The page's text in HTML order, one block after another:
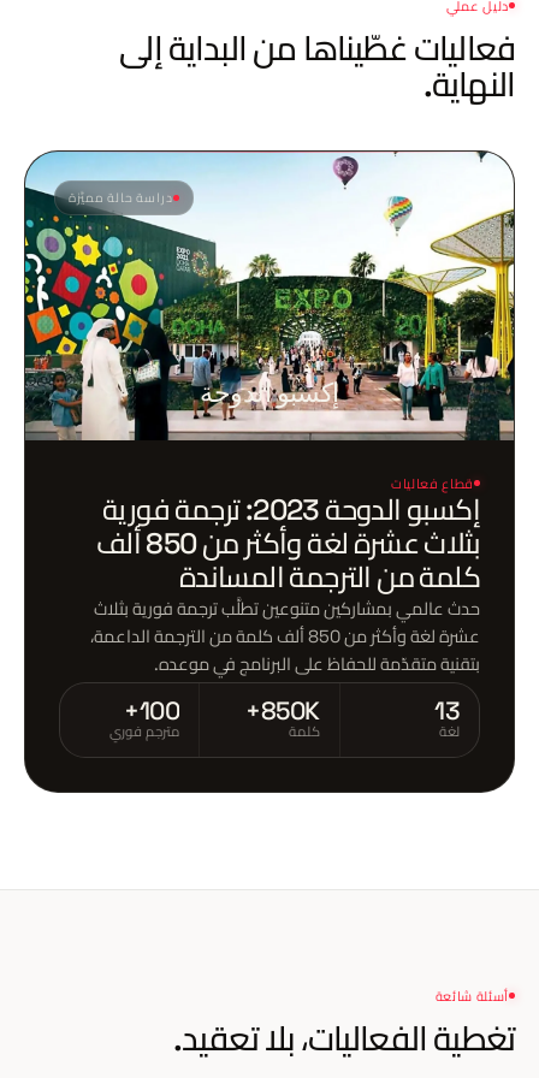
دليل عملي
فعاليات غطّيناهامن البداية إلى
النهاية.
قطاع فعاليات إكسبو الدوحة 2023: ترجمة فورية
بثلاث عشرة لغة وأكثر من 850 ألف
كلمة من الترجمة المساندة
حدث عالمي بمشاركين متنوعين تطلَّب ترجمة فورية بثلاث
عشرة لغة وأكثر من 850 ألف كلمة من الترجمة الداعمة،
بتقنية متقدّمة للحفاظ على البرنامج في موعده.
13
لغة 850K+
كلمة 100+
مترجم فوري
دراسة حالة مميَّزة
إكسبو الدوحة
أسئلة شائعة
تغطية الفعاليات،بلا تعقيد.